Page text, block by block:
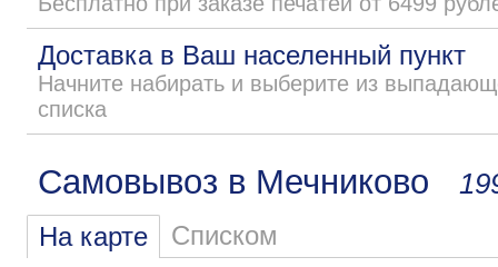
Доставка в Ваш населенный пункт
Начните набирать и выберите из
списка
Самовывоз в Мечниково
На карте Списком